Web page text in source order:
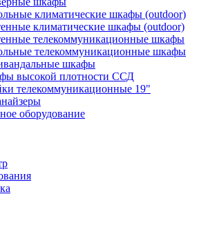
климатические шкафы (outdoor)
климатические шкафы (outdoor)
телекоммуникационные шкафы
телекоммуникационные шкафы
шкафы
высокой плотности ССД
телекоммуникационные 19"
оборудование